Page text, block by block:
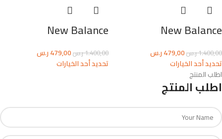
New Balance
1.400,00ر.س479,00ر.س
تحديد أحد الخيارات
New Balance
1.400,00ر.س479,00ر.س
تحديد أحد الخيارات
اطلب المنتج
اطلب المنتج